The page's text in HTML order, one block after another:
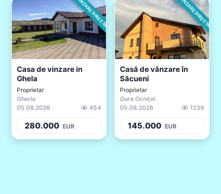
VANZARE DIRECTA
Casa de vinzare in
Ghela
Proprietar
Gherla
05.08.2026
454
280.000 EUR
VANZARE DIRECTA
Casă de vânzare în
Săcueni
Proprietar
Gura Ocniței
05.08.2026
1239
145.000 EUR